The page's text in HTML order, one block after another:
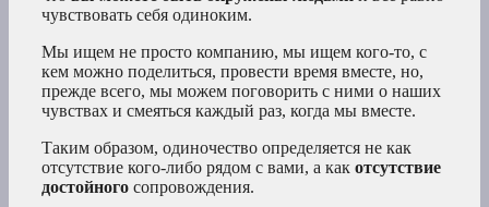
чувствовать себя одиноким.
Мы ищем не просто компанию, мы ищем кого-то, с
кем можно поделиться, провести время вместе, но,
прежде всего, мы можем поговорить с ними о наших
чувствах и смеяться каждый раз, когда мы вместе.
Таким образом, одиночество определяется не как
отсутствие кого-либо рядом с вами, а как отсутствие
достойного сопровождения.